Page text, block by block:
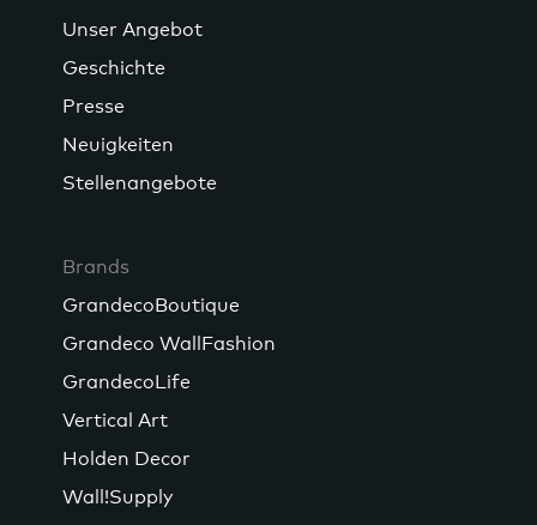
Unser Angebot
Geschichte
Presse
Neuigkeiten
Stellenangebote
Brands
GrandecoBoutique
Grandeco WallFashion
GrandecoLife
Vertical Art
Holden Decor
Wall!Supply